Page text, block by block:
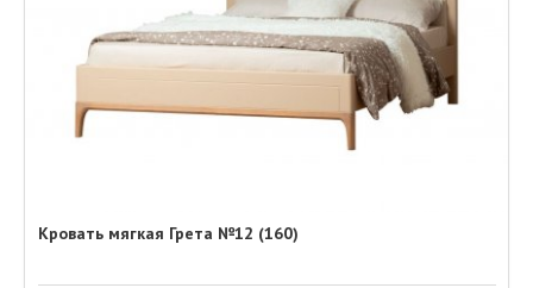
Кровать мягкая Грета №12 (160)